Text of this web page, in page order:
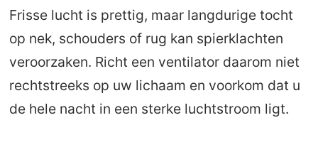
Frisse lucht is prettig, maar langdurige tocht
op nek, schouders of rug kan spierklachten
veroorzaken. Richt een ventilator daarom niet
rechtstreeks op uw lichaam en voorkom dat u
de hele nacht in een sterke luchtstroom ligt.